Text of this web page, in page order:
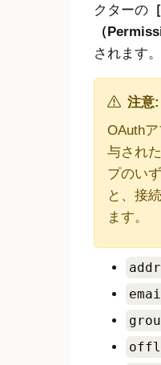
クターの
（
されます。
注意:
OAuth
与され
プのい
と、接
ます。